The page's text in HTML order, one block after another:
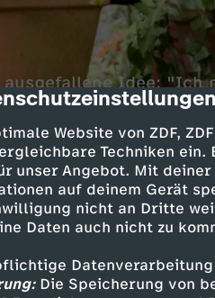
description
Website von ZDF,
Techniken
unser Angebot. Mit
auf deinem Gerät
nicht an Dritte
Daten auch nicht zu
Datenverarbeitung
Die Speicherung von
ausgefallene Idee: "Ich
mit Fritz' Hilfe kann es
sich mit
einer geheimnisvollen
Magazin